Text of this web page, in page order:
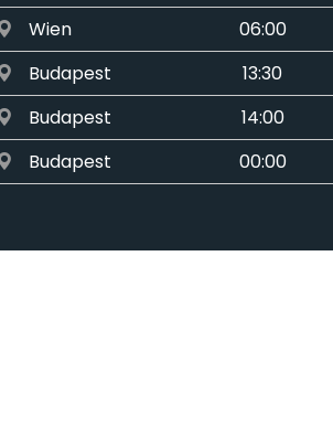
Wien
06:00
Budapest
13:30
Budapest
14:00
Budapest
00:00